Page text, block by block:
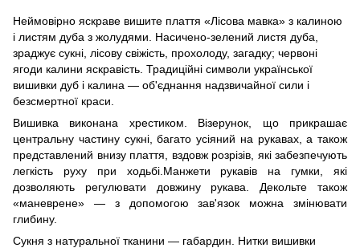
Неймовірно яскраве вишите плаття «Лісова мавка» з калиною
і листям дуба з жолудями. Насичено-зелений листя дуба,
зраджує сукні, лісову свіжість, прохолоду, загадку; червоні
ягоди калини яскравість. Традиційні символи української
вишивки дуб і калина ― об'єднання надзвичайної сили і
безсмертної краси.
Вишивка виконана хрестиком. Візерунок, що прикрашає
центральну частину сукні, багато усіяний на рукавах, а також
представлений внизу плаття, вздовж розрізів, які забезпечують
легкість руху при ходьбі.Манжети рукавів на гумки, які
дозволяють регулювати довжину рукава. Декольте також
«маневрене» ― з допомогою зав'язок можна змінювати
глибину.
Сукня з натуральної тканини ― габардин. Нитки вишивки